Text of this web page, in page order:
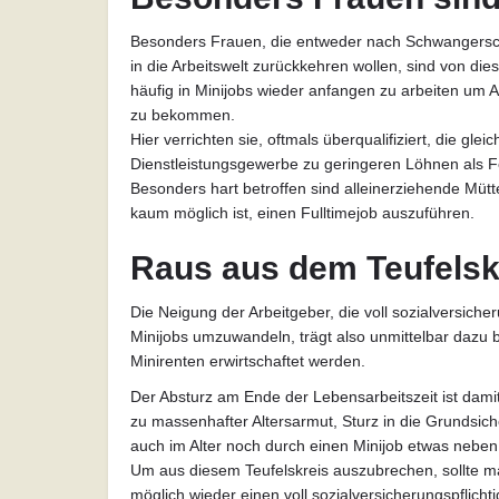
Besonders Frauen, die entweder nach
in die Arbeitswelt zurückkehren wollen, sind von
häufig in Minijobs wieder anfangen zu arbeiten um
zu bekommen.
Hier verrichten sie, oftmals überqualifiziert, die
Dienstleistungsgewerbe zu geringeren Löhnen als
Besonders hart betroffen sind alleinerziehende
kaum möglich ist, einen Fulltimejob auszuführen.
Raus aus dem
Die Neigung der Arbeitgeber, die voll
Minijobs umzuwandeln, trägt also unmittelbar dazu
Minirenten erwirtschaftet werden.
Der Absturz am Ende der Lebensarbeitszeit ist
zu massenhafter Altersarmut, Sturz in die
auch im Alter noch durch einen Minijob etwas
Um aus diesem Teufelskreis auszubrechen, sollte
möglich wieder einen voll